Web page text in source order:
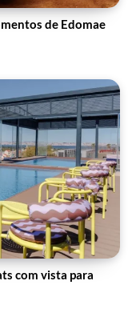
de Edomae
com vista para